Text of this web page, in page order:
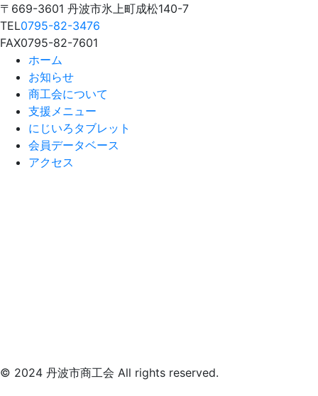
〒669-3601 丹波市氷上町成松140-7
TEL0795-82-3476
FAX0795-82-7601
ホーム
お知らせ
商工会について
支援メニュー
にじいろタブレット
会員データベース
アクセス
© 2024 丹波市商工会 All rights reserved.